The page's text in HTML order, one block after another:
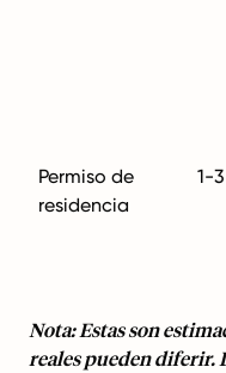
Permiso de
residencia
1-
Nota: Estas son
reales pueden diferir.